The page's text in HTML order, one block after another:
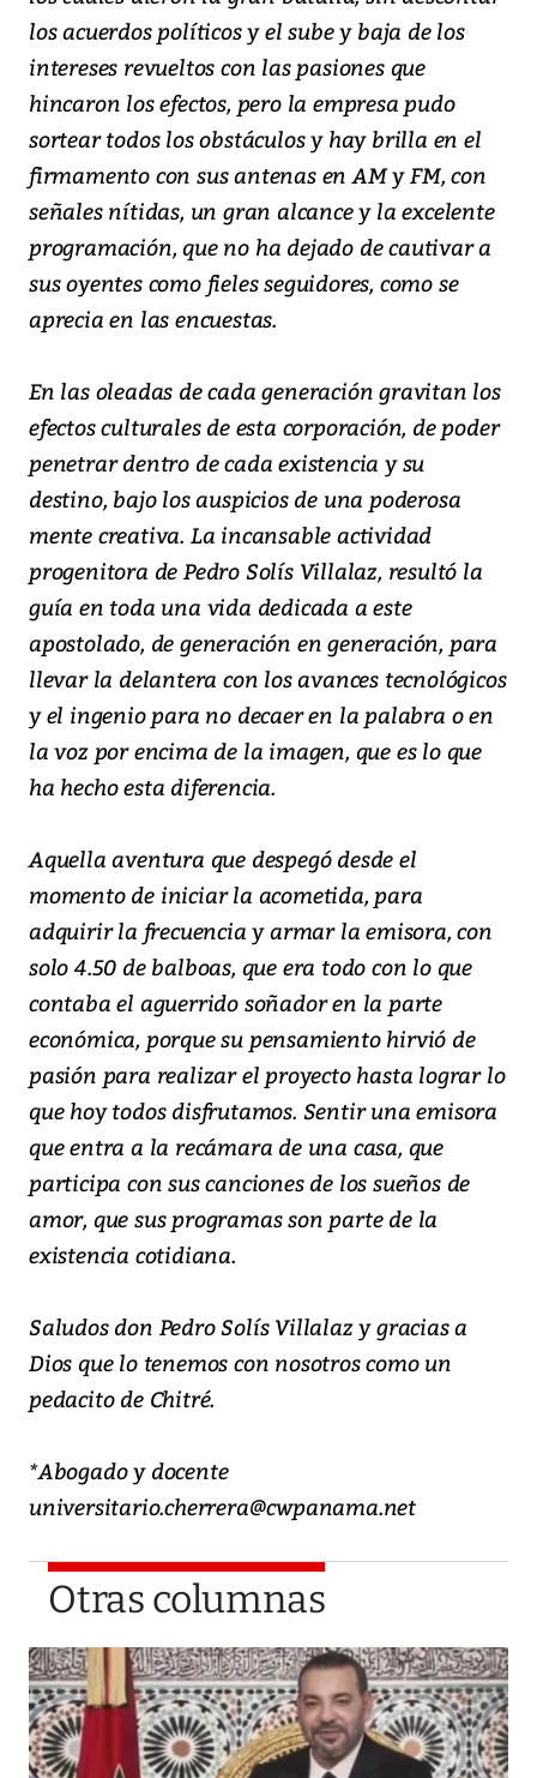
los acuerdos políticos y el sube y baja de los
intereses revueltos con las pasiones que
hincaron los efectos, pero la empresa pudo
sortear todos los obstáculos y hay brilla en el
firmamento con sus antenas en AM y FM, con
señales nítidas, un gran alcance y la excelente
programación, que no ha dejado de cautivar a
sus oyentes como fieles seguidores, como se
aprecia en las encuestas.
En las oleadas de cada generación gravitan los
efectos culturales de esta corporación, de poder
penetrar dentro de cada existencia y su
destino, bajo los auspicios de una poderosa
mente creativa. La incansable actividad
progenitora de Pedro Solís Villalaz, resultó la
guía en toda una vida dedicada a este
apostolado, de generación en generación, para
llevar la delantera con los avances tecnológicos
y el ingenio para no decaer en la palabra o en
la voz por encima de la imagen, que es lo que
ha hecho esta diferencia.
Aquella aventura que despegó desde el
momento de iniciar la acometida, para
adquirir la frecuencia y armar la emisora, con
solo 4.50 de balboas, que era todo con lo que
contaba el aguerrido soñador en la parte
económica, porque su pensamiento hirvió de
pasión para realizar el proyecto hasta lograr lo
que hoy todos disfrutamos. Sentir una emisora
que entra a la recámara de una casa, que
participa con sus canciones de los sueños de
amor, que sus programas son parte de la
existencia cotidiana.
Saludos don Pedro Solís Villalaz y gracias a
Dios que lo tenemos con nosotros como un
pedacito de Chitré.
*Abogado y docente
universitario.cherrera@cwpanama.net
Otras columnas